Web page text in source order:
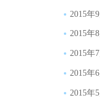
2015年9
2015年8
2015年7
2015年6
2015年5